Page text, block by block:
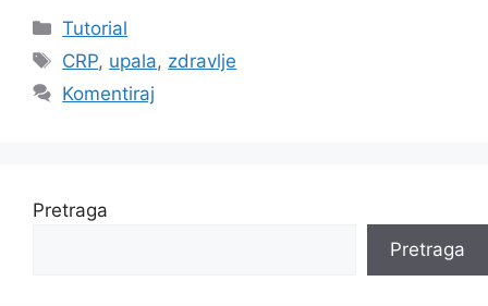
Kategorije
Tutorial
Oznake
CRP, upala, zdravlje
Komentiraj
Pretraga
Pretraga